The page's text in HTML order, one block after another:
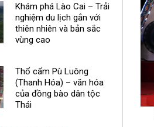
Khám phá Lào Cai – Trải
nghiệm du lịch gắn với
thiên nhiên và bản sắc
vùng cao
Thổ cẩm Pù Luông
(Thanh Hóa) – văn hóa
của đồng bào dân tộc
Thái